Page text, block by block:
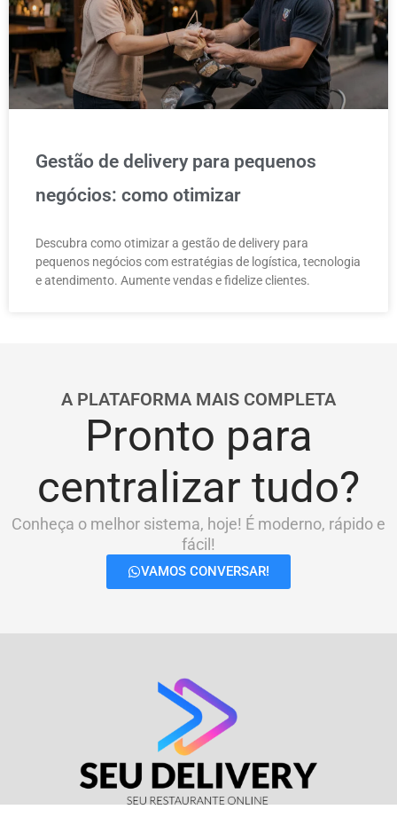
Gestão de delivery para pequenos
negócios: como otimizar
Descubra como otimizar a gestão de delivery para
pequenos negócios com estratégias de logística, tecnologia
e atendimento. Aumente vendas e fidelize clientes.
A PLATAFORMA MAIS COMPLETA
Pronto para
centralizar tudo?
Conheça o melhor sistema, hoje! É moderno, rápido e
fácil!
VAMOS CONVERSAR!